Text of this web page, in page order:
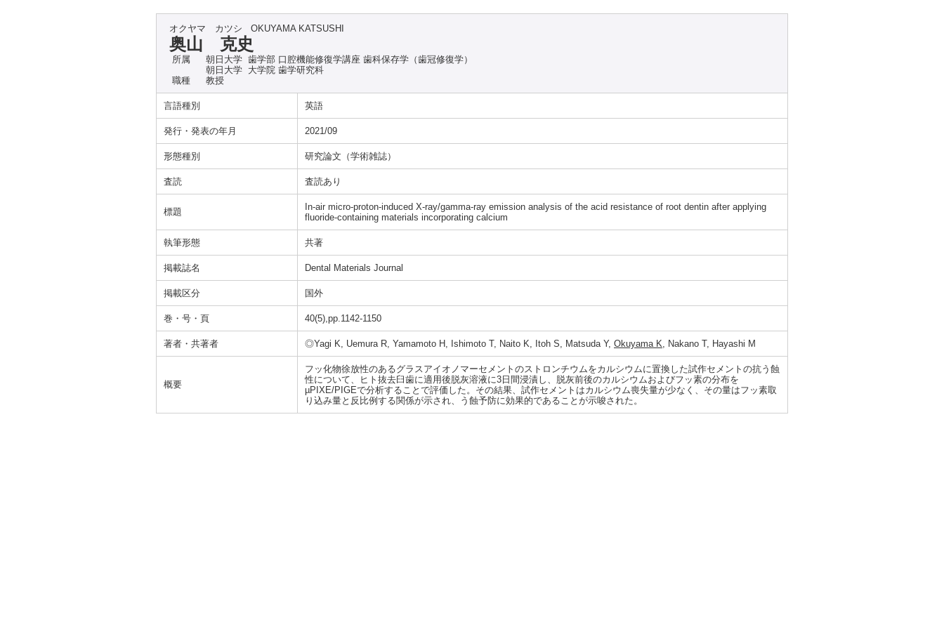
オクヤマ カツシ OKUYAMA KATSUSHI
奥山 克史
所属
朝日大学 歯学部 口腔機能修復学講座 歯科保存学（歯冠修復学）
朝日大学 大学院 歯学研究科
職種
教授
言語種別 英語
発行・発表の年月 2021/09
形態種別 研究論文（学術雑誌）
査読 査読あり
標題
In-air micro-proton-induced X-ray/gamma-ray emission analysis of the acid resistance of root dentin after applying
fluoride-containing materials incorporating calcium
執筆形態 共著
掲載誌名 Dental Materials Journal
掲載区分 国外
巻・号・頁 40(5),pp.1142-1150
著者・共著者 ◎Yagi K, Uemura R, Yamamoto H, Ishimoto T, Naito K, Itoh S, Matsuda Y, Okuyama K, Nakano T, Hayashi M
概要
フッ化物徐放性のあるグラスアイオノマーセメントのストロンチウムをカルシウムに置換した試作セメントの抗う蝕
性について、ヒト抜去臼歯に適用後脱灰溶液に3日間浸漬し、脱灰前後のカルシウムおよびフッ素の分布を
µPIXE/PIGEで分析することで評価した。その結果、試作セメントはカルシウム喪失量が少なく、その量はフッ素取
り込み量と反比例する関係が示され、う蝕予防に効果的であることが示唆された。